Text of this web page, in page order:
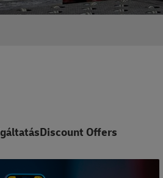
Discount Offers